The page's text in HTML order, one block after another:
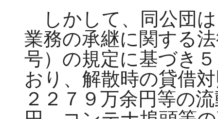
しかして、同公団
業務の承継に関する
号）の規定に基づき
おり、解散時の貸借
２２７９万余円等の